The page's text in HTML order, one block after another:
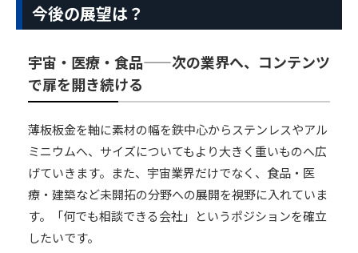
今後の展望は？
宇宙・医療・食品——次の業界へ、コンテンツ
で扉を開き続ける
薄板板金を軸に素材の幅を鉄中心からステンレスやアル
ミニウムへ、サイズについてもより大きく重いものへ広
げていきます。また、宇宙業界だけでなく、食品・医
療・建築など未開拓の分野への展開を視野に入れていま
す。「何でも相談できる会社」というポジションを確立
したいです。